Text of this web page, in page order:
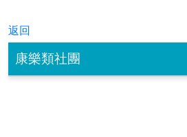
返回
康樂類社團